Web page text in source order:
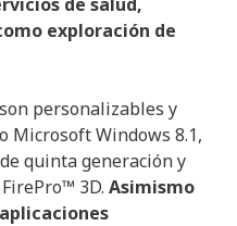
exploración de
personalizables y
Microsoft Windows 8.1,
quinta generación y
3D. Asimismo